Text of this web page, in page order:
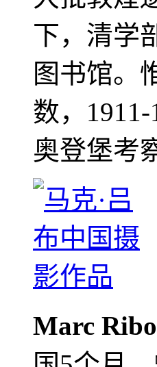
下，清学
图书馆。
数，
奥登堡考
Marc